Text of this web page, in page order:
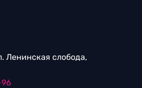
Ленинская слобода,